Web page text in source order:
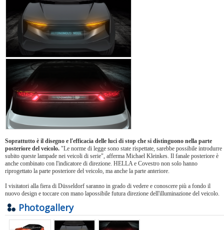
Soprattutto è il disegno e l'efficacia delle luci di stop che si distinguono nella parte
posteriore del veicolo. "Le norme di legge sono state rispettate, sarebbe possibile introdurre
subito queste lampade nei veicoli di serie", afferma Michael Kleinkes. Il fanale posteriore è
anche combinato con l'indicatore di direzione. HELLA e Covestro non solo hanno
riprogettato la parte posteriore del veicolo, ma anche la parte anteriore.
I visitatori alla fiera di Düsseldorf saranno in grado di vedere e conoscere più a fondo il
nuovo design e toccare con mano lapossibile futura direzione dell'illuminazione del veicolo.
Photogallery